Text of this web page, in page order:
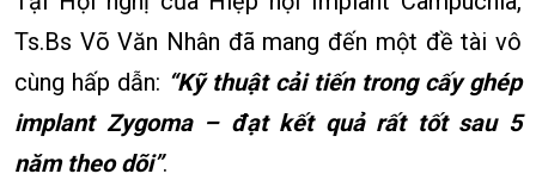
Ts.Bs Võ Văn Nhân đã mang đến một đề tài vô
cùng hấp dẫn: “Kỹ thuật cải tiến trong cấy ghép
implant Zygoma – đạt kết quả rất tốt sau 5
năm theo dõi”.